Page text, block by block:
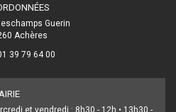
Guerin
Achères
39 79 64 00
et vendredi : 8h30 - 12h • 13h30 -